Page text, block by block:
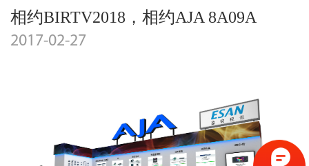
相约BIRTV2018，相约AJA 8A09A
2017-02-27